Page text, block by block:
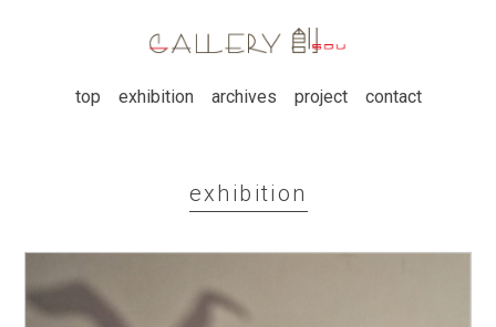
top exhibition archives project contact
exhibition